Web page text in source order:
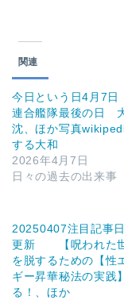
関連
今日という日4月7
連合艦隊最後の日
沈、ほか写真
する大和
2026年4月7日
日々の過去の出来事
20250407注目記事
更新 【呪われた世
を脱するための【性
ギー昇華秘法の実践
る！、ほか